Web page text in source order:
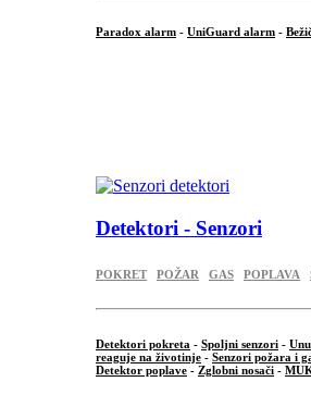
Paradox alarm - UniGuard alarm -
Detektori - Senzori
POKRET POŽAR GAS POPLAVA
Detektori pokreta - Spoljni senzori -
reaguje na životinje - Senzori požara i
Detektor poplave - Zglobni nosači -